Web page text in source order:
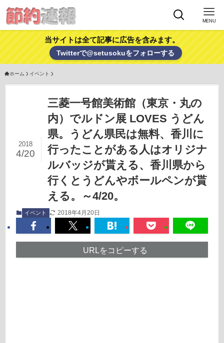
MENU
当サイトは全て記事に広告を含みます。
Twitterで@setusokuをフォローする
ホーム イベント
三菱一号館美術館（東京・丸の
内）でルドン展 LOVES うどん
県。うどん県民は無料、香川に
行ったことがある人はオリジナ
ルバッジが貰える、香川県から
行くとうどんやボールペンが貰
える。～4/20。
2018
4/20
イベント 2018年4月20日
URLをコピーする